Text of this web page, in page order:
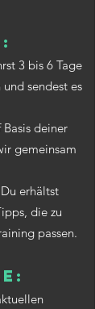
3 bis 6 Tage
sendest es
deiner
gemeinsam
erhältst
die zu
passen.